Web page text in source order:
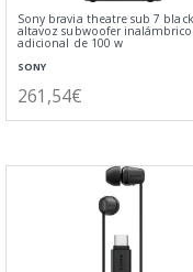
Sony bravia theatre sub 7
altavoz subwoofer inalámbrico
adicional de 100 w
SONY
261,54€